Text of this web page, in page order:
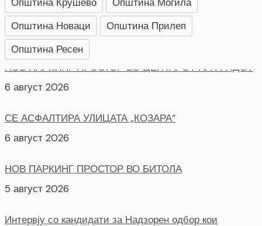
Општина Новаци
Општина Прилеп
Општина Ресен
СЕ АСФАЛТИРА УЛИЦАТА „КОЗАРА“
6 август 2026
НОВ ПАРКИНГ ПРОСТОР ВО БИТОЛА
5 август 2026
продолжуваат во втора фаза ЈКП Водовод